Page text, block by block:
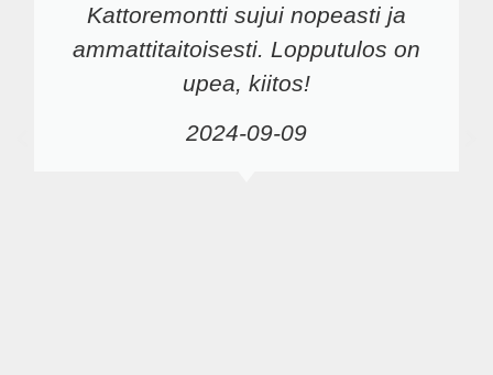
Kattoremontti sujui nopeasti ja
ammattitaitoisesti. Lopputulos on
upea, kiitos!
2024-09-09